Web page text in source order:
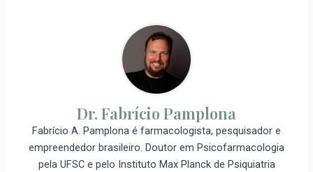
Dr. Fabrício Pamplona
Fabrício A. Pamplona é farmacologista, pesquisador e
empreendedor brasileiro. Doutor em Psicofarmacologia
pela UFSC e pelo Instituto Max Planck de Psiquiatria